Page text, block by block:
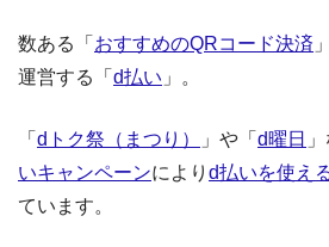
数ある「 おすすめのQRコード決済
運営する「 d払い 」。
「 dトク祭（まつり） 」や「 d曜日
いキャンペーンにより d払いを使え
ています。